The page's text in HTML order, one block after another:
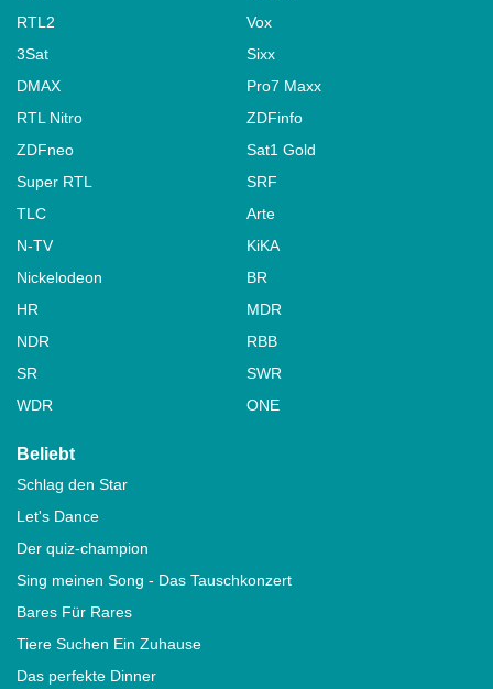
RTL2
Vox
3Sat
Sixx
DMAX
Pro7 Maxx
RTL Nitro
ZDFinfo
ZDFneo
Sat1 Gold
Super RTL
SRF
TLC
Arte
N-TV
KiKA
Nickelodeon
BR
HR
MDR
NDR
RBB
SR
SWR
WDR
ONE
Beliebt
Schlag den Star
Let's Dance
Der quiz-champion
Sing meinen Song - Das Tauschkonzert
Bares Für Rares
Tiere Suchen Ein Zuhause
Das perfekte Dinner